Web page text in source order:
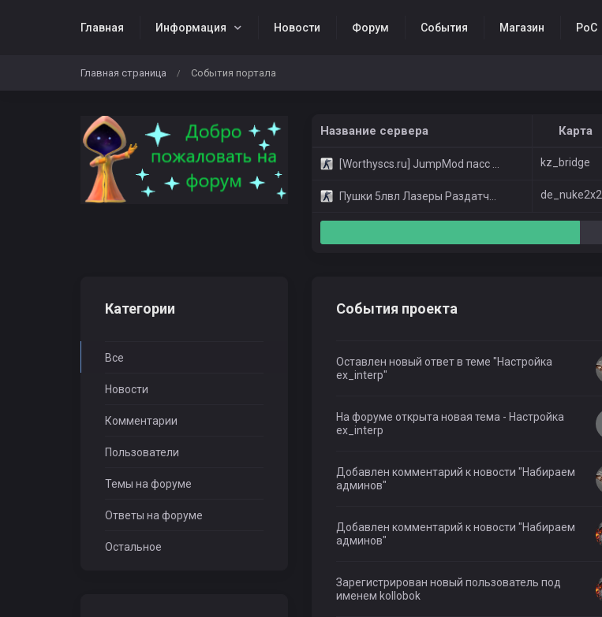
Главная Информация Новости Форум События Магазин РоС
Главная страница / События портала
Название сервера Карта
[Worthyscs.ru] JumpMod пасс 1234 kz_bridge
Пушки 5лвл Лазеры Раздатчики Забор de_nuke2x2
События проекта
Оставлен новый ответ в теме "Настройка
ex_interp"
На форуме открыта новая тема - Настройка
ex_interp
Добавлен комментарий к новости "Набираем
админов"
Добавлен комментарий к новости "Набираем
админов"
Зарегистрирован новый пользователь под
именем kollobok
Категории
Все
Новости
Комментарии
Пользователи
Темы на форуме
Ответы на форуме
Остальное